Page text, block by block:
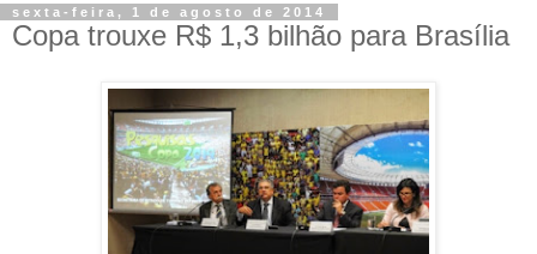
sexta-feira, 1 de agosto de 2014
Copa trouxe R$ 1,3 bilhão para Brasília